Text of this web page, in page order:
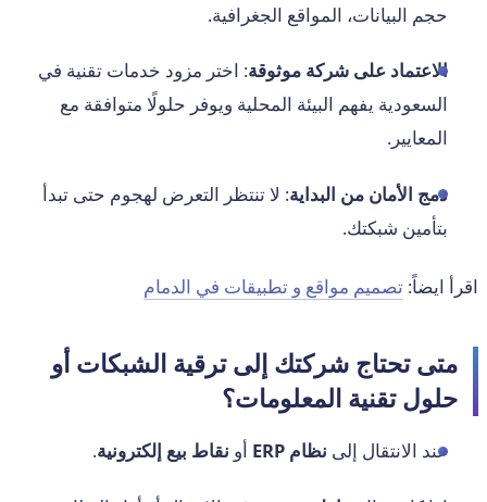
حجم البيانات، المواقع الجغرافية.
الاعتماد على شركة موثوقة: اختر مزود خدمات تقنية في
السعودية يفهم البيئة المحلية ويوفر حلولًا متوافقة مع
المعايير.
دمج الأمان من البداية: لا تنتظر التعرض لهجوم حتى تبدأ
بتأمين شبكتك.
اقرأ ايضاً: تصميم مواقع و تطبيقات في الدمام
متى تحتاج شركتك إلى ترقية الشبكات أو
حلول تقنية المعلومات؟
عند الانتقال إلى نظام ERP أو نقاط بيع إلكترونية.